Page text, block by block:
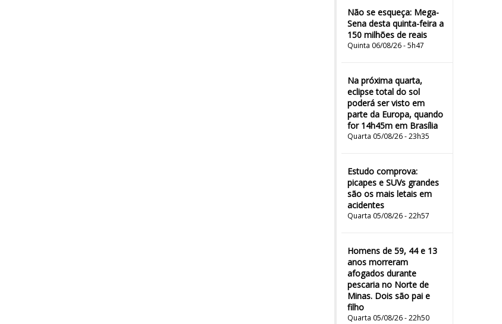
Não se esqueça: Mega-
Sena desta quinta-feira a
150 milhões de reais
Quinta 06/08/26 - 5h47
Na próxima quarta,
eclipse total do sol
poderá ser visto em
parte da Europa, quando
for 14h45m em Brasília
Quarta 05/08/26 - 23h35
Estudo comprova:
picapes e SUVs grandes
são os mais letais em
acidentes
Quarta 05/08/26 - 22h57
Homens de 59, 44 e 13
anos morreram
afogados durante
pescaria no Norte de
Minas. Dois são pai e
filho
Quarta 05/08/26 - 22h50